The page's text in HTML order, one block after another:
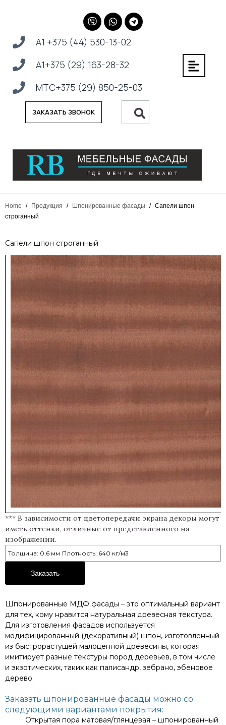
А1 +375 (44) 530-13-02
А1+375 (29) 163-28-32
МТС+375 (29) 850-25-03
ЗАКАЗАТЬ ЗВОНОК
Home / Продукция / Шпонированные фасады / Сапели шпон
строганный
Сапели шпон строганный
*** В зависимости от цветопередачи экрана декоры могут
иметь оттенки, отличные от представленного на
изображении.
Толщина: 0,6 мм Плотность: 640 кг/м3
Заказать
Шпонированные МДФ фасады – это оптимальный вариант
для тех, кому нравится натуральная древесная текстура.
Для изготовления фасадов используется
модифицированный (декоративный) шпон, изготовленный
из быстрорастущей малоценной древесины, которая
имитирует разные текстуры пород деревьев, в том числе
и экзотических, таких как палисандр, зебрано, эбеновое
дерево.
Заказать шпонированные фасады можно со
следующими вариантами покрытия:
Открытая пора матовая/глянцевая – шпонированный